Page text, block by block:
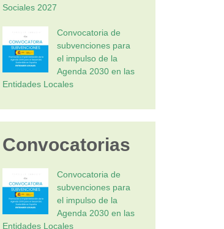
Sociales 2027
Convocatoria de
subvenciones para
el impulso de la
Agenda 2030 en las
Entidades Locales
Convocatorias
Convocatoria de
subvenciones para
el impulso de la
Agenda 2030 en las
Entidades Locales